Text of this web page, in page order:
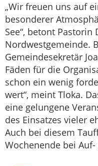
„Wir freuen uns auf
besonderer
See“, betont Pastorin
Nordwestgemeinde.
Gemeindesekretär
Fäden für die
schon ein wenig
wert“, meint Tloka.
eine gelungene
des Einsatzes vieler
Auch bei diesem
Wochenende bei